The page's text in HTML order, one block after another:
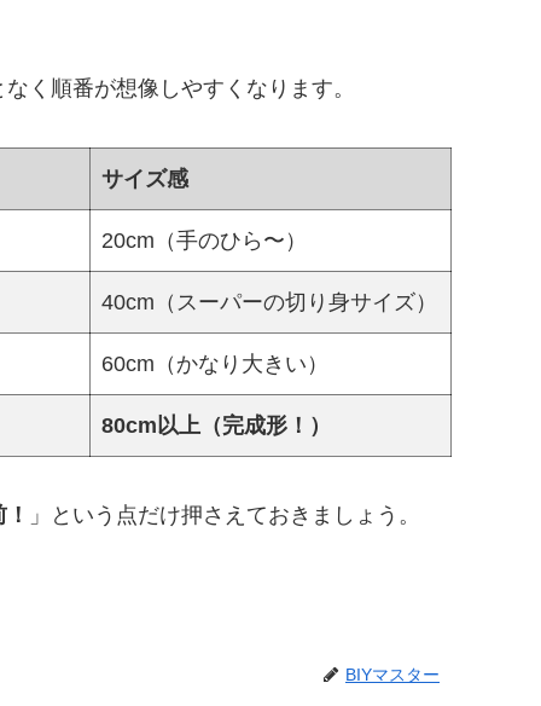
く順番が想像しやすくなります。
サイズ感
20cm（手のひら〜）
40cm（スーパーの切り身サイズ）
60cm（かなり大きい）
80cm以上（完成形！）
」という点だけ押さえておきましょう。
BIYマスター